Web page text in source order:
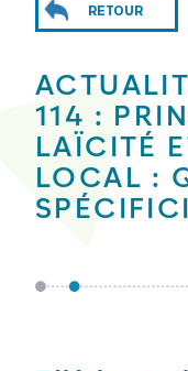
RETOUR
114 :
LAÏCITÉ
LOCAL :